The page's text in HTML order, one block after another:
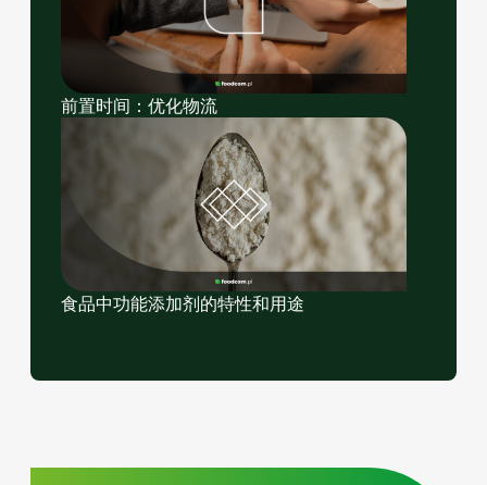
前置时间：优化物流
食品中功能添加剂的特性和用途